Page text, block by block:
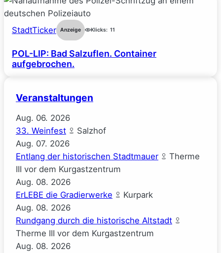
StadtTicker Anzeige Klicks: 11
POL-LIP: Bad Salzuflen. Container
aufgebrochen.
Veranstaltungen
Aug. 06. 2026
33. Weinfest
Salzhof
Aug. 07. 2026
Entlang der historischen Stadtmauer
Therme
III vor dem Kurgastzentrum
Aug. 08. 2026
ErLEBE die Gradierwerke
Kurpark
Aug. 08. 2026
Rundgang durch die historische Altstadt
Therme III vor dem Kurgastzentrum
Aug. 08. 2026